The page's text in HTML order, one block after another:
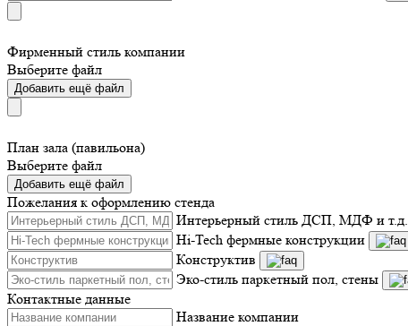
Фирменный стиль компании
Выберите файл
Добавить ещё файл
План зала (павильона)
Выберите файл
Добавить ещё файл
Пожелания к оформлению стенда
Интерьерный стиль ДСП, МДФ и т.д.
Hi-Tech фермные конструкции
Конструктив
Эко-стиль паркетный пол, стены
Контактные данные
Название компании